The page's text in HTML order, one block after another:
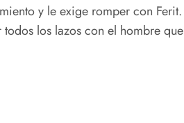
y le exige romper con Ferit.
los lazos con el hombre que